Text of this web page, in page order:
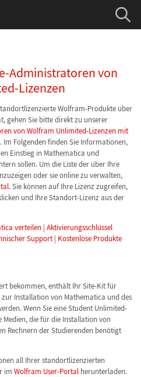
Administratoren von
Lizenzen
Wolfram-Produkte über
gehen Sie bitte direkt zu unserer
von Wolfram Unlimited-Lizenzen mit
. Im Folgenden finden Sie Informationen,
Einstieg in Mathematica und
sollen. Um die Liste der über Ihre
oder sie online zu verwalten,
. Sie können auf Ihre Lizenz zugreifen,
und Ihre Standort-Lizenz aus der
verteilen | Aktivierungsschlüssel
Support| Kostenlose Produkte
bekommen, enthält Ihr Site-Kit für
Installation von Mathematica und des
Wenn Sie eine Student Unlimited-
die für die Installation von
Rechnern der Studierenden benötigt
all Ihrer standortlizenzierten
im Wolfram User-Portal herunterladen.